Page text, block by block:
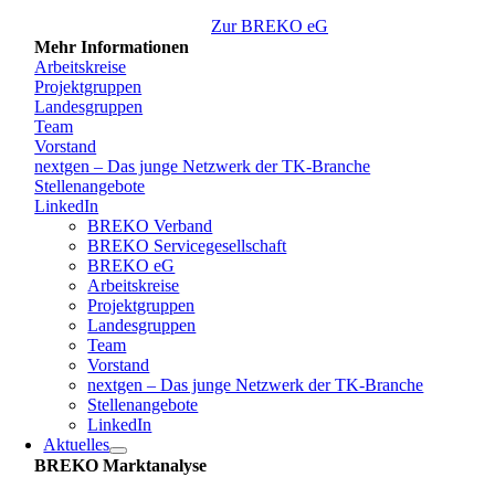
Zur BREKO eG
Mehr Informationen
Arbeitskreise
Projektgruppen
Landesgruppen
Team
Vorstand
nextgen – Das junge Netzwerk der TK-Branche
Stellenangebote
LinkedIn
BREKO Verband
BREKO Servicegesellschaft
BREKO eG
Arbeitskreise
Projektgruppen
Landesgruppen
Team
Vorstand
nextgen – Das junge Netzwerk der TK-Branche
Stellenangebote
LinkedIn
Aktuelles
BREKO Marktanalyse